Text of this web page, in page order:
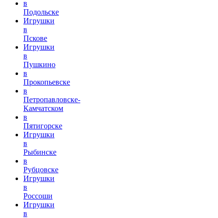
в
Подольске
Игрушки
в
Пскове
Игрушки
в
Пушкино
в
Прокопьевске
в
Петропавловске-
Камчатском
в
Пятигорске
Игрушки
в
Рыбинске
в
Рубцовске
Игрушки
в
Россоши
Игрушки
в